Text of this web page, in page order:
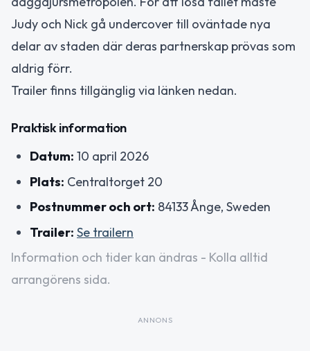
Judy och Nick gå undercover till oväntade nya
delar av staden där deras partnerskap prövas som
aldrig förr.
Trailer finns tillgänglig via länken nedan.
Praktisk information
Datum: 10 april 2026
Plats: Centraltorget 20
Postnummer och ort: 84133 Ånge, Sweden
Trailer: Se trailern
Information och tider kan ändras - Kolla alltid
arrangörens sida.
ANNONS